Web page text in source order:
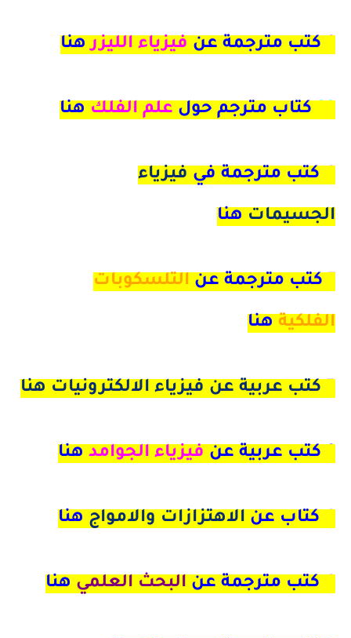
كتب مترجمة عن فيزياء الليزرهنا
كتاب مترجم حول علم الفلك هنا
فيزياء
الجسيمات هنا
كتب مترجمة عن التلسكوبات
الفلكية هنا
فيزياء الجوامد هنا
كتاب عن الاهتزازات والامواج هنا
البحث العلمي هنا